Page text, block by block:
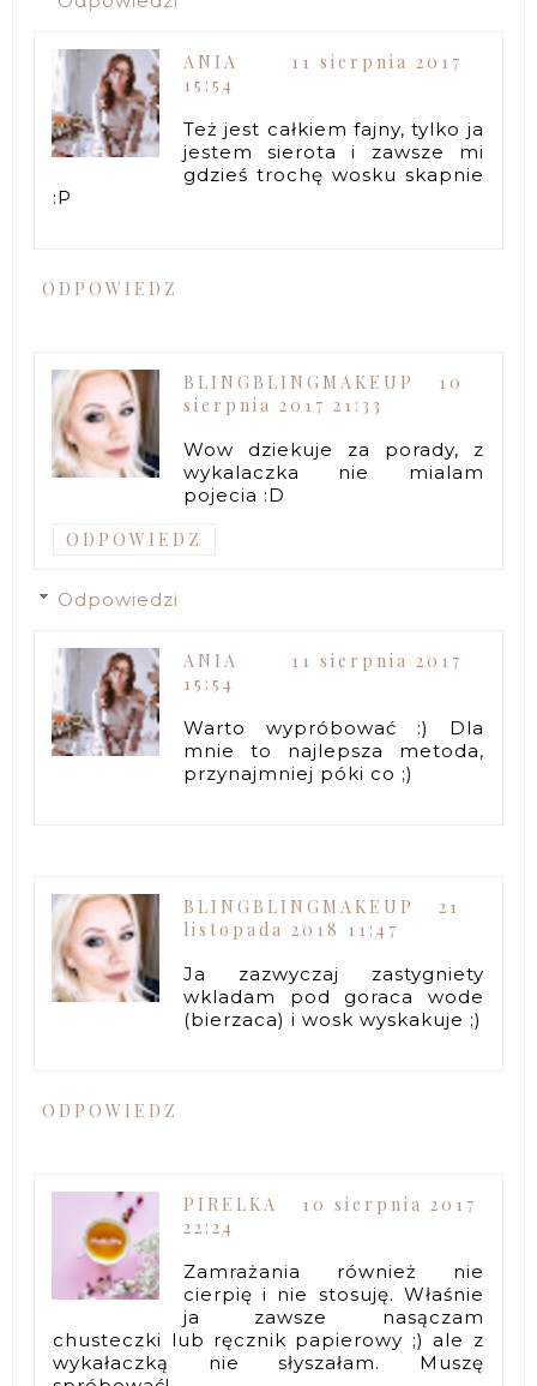
ANIA
11 sierpnia 2017
15:54
Też jest całkiem fajny, tylko ja
jestem sierota i zawsze mi
gdzieś trochę wosku skapnie
:P
ODPOWIEDZ
BLINGBLINGMAKEUP
10
sierpnia 2017 21:33
Wow dziekuje za porady, z
wykalaczka nie mialam
pojecia :D
ODPOWIEDZ
Odpowiedzi
ANIA
11 sierpnia 2017
15:54
Warto wypróbować :) Dla
mnie to najlepsza metoda,
przynajmniej póki co ;)
BLINGBLINGMAKEUP
21
listopada 2018 11:47
Ja zazwyczaj zastygniety
wkladam pod goraca wode
(bierzaca) i wosk wyskakuje ;)
ODPOWIEDZ
PIRELKA
10 sierpnia 2017
22:24
Zamrażania również nie
cierpię i nie stosuję. Właśnie
ja zawsze nasączam
chusteczki lub ręcznik papierowy ;) ale z
wykałaczką nie słyszałam. Muszę